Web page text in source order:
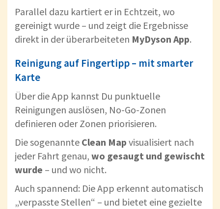
Parallel dazu kartiert er in Echtzeit, wo
gereinigt wurde – und zeigt die Ergebnisse
direkt in der überarbeiteten MyDyson App.
Reinigung auf Fingertipp – mit smarter
Karte
Über die App kannst Du punktuelle
Reinigungen auslösen, No-Go-Zonen
definieren oder Zonen priorisieren.
Die sogenannte Clean Map visualisiert nach
jeder Fahrt genau, wo gesaugt und gewischt
wurde – und wo nicht.
Auch spannend: Die App erkennt automatisch
„verpasste Stellen“ – und bietet eine gezielte